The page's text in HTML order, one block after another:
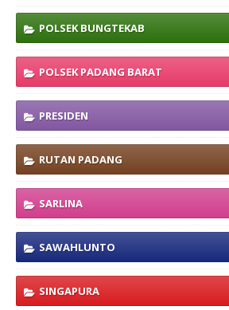
POLSEK BUNGTEKAB
POLSEK PADANG BARAT
PRESIDEN
RUTAN PADANG
SARLINA
SAWAHLUNTO
SINGAPURA